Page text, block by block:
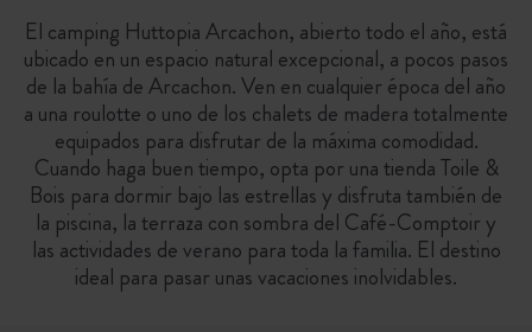
El camping Huttopia Arcachon, abierto todo el año, está
ubicado en un espacio natural excepcional, a pocos pasos
de la bahía de Arcachon. Ven en cualquier época del año
a una roulotte o uno de los chalets de madera totalmente
equipados para disfrutar de la máxima comodidad.
Cuando haga buen tiempo, opta por una tienda Toile &
Bois para dormir bajo las estrellas y disfruta también de
la piscina, la terraza con sombra del Café-Comptoir y
las actividades de verano para toda la familia. El destino
ideal para pasar unas vacaciones inolvidables.